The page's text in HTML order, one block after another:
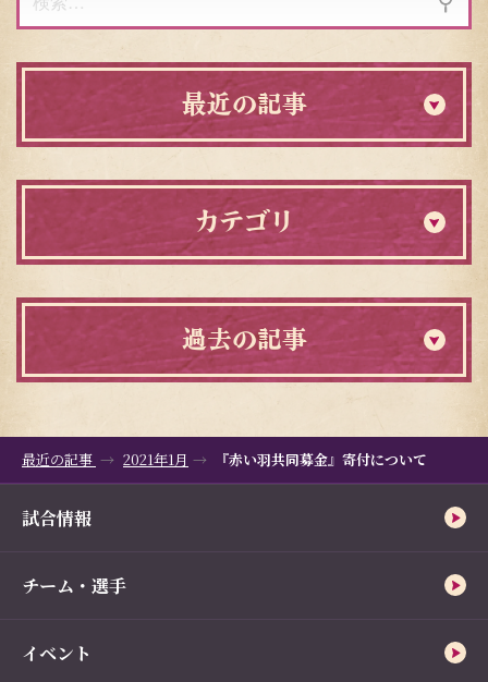
索:
最近の記事
カテゴリ
過去の記事
最近の記事 2021年1月 『赤い羽共同募金』寄付について
試合情報
チーム・選手
イベント